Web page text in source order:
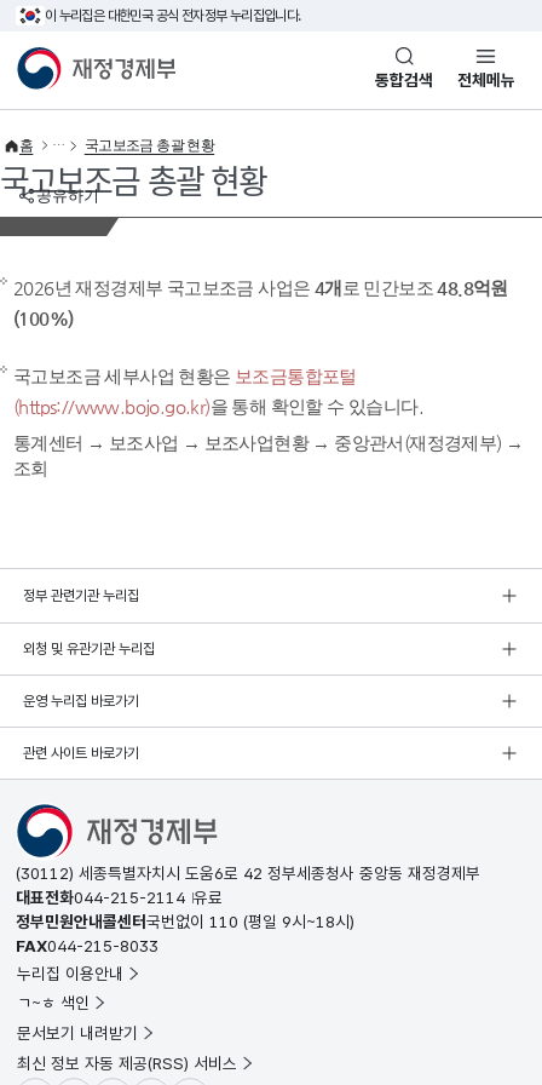
이 누리집은 대한민국 공식 전자정부 누리집입니다.
재정경제부(www.mofe.go.kr)통합검색 전체메뉴
공유하기
홈 국고보조금 총괄 현황
국고보조금 총괄 현황
2026년 재정경제부 국고보조금 사업은 4개 로 민간보조48.8억원
(100%)
국고보조금 세부사업 현황은 보조금통합포털
(https://www.bojo.go.kr)을 통해 확인할 수 있습니다.
통계센터 → 보조사업 → 보조사업현황 → 중앙관서(재정경제부) →
조회
정부 관련기관 누리집
외청 및 유관기관 누리집
운영 누리집 바로가기
관련 사이트 바로가기
(30112) 세종특별자치시 도움6로 42 정부세종청사 중앙동 재정경제부
대표전화044-215-2114 유료
정부민원안내콜센터국번없이 110 (평일 9시~18시)
FAX044-215-8033
누리집 이용안내
ㄱ~ㅎ 색인
문서보기 내려받기
최신 정보 자동 제공(RSS) 서비스